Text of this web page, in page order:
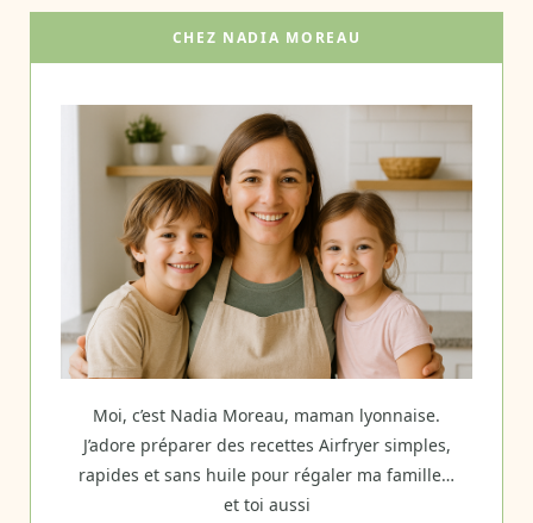
CHEZ NADIA MOREAU
Moi, c’est Nadia Moreau, maman lyonnaise.
J’adore préparer des recettes Airfryer simples,
rapides et sans huile pour régaler ma famille…
et toi aussi